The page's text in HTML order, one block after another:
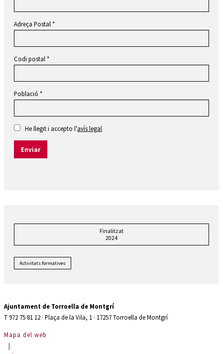
Adreça Postal *
Codi postal *
Població *
He llegit i accepto l'avís legal
Enviar
Finalitzat
2024
Activitats formatives
Ajuntament de Torroella de Montgrí
T 972 75 81 12 · Plaça de la Vila, 1 · 17257 Torroella de Montgrí
Mapa del web
|